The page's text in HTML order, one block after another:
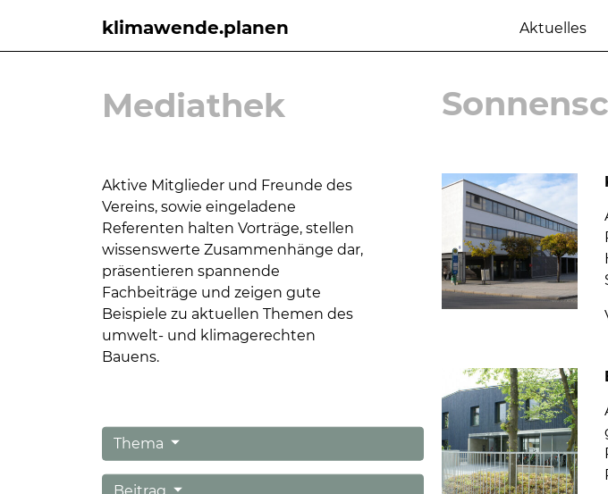
klimawende.planen Aktuelles
Mediathek
Aktive Mitglieder und Freunde des
Vereins, sowie eingeladene
Referenten halten Vorträge, stellen
wissenswerte Zusammenhänge dar,
präsentieren spannende
Fachbeiträge und zeigen gute
Beispie le zu aktuellen Themen des
umwelt- und klimagerechten
Bauens.
Thema